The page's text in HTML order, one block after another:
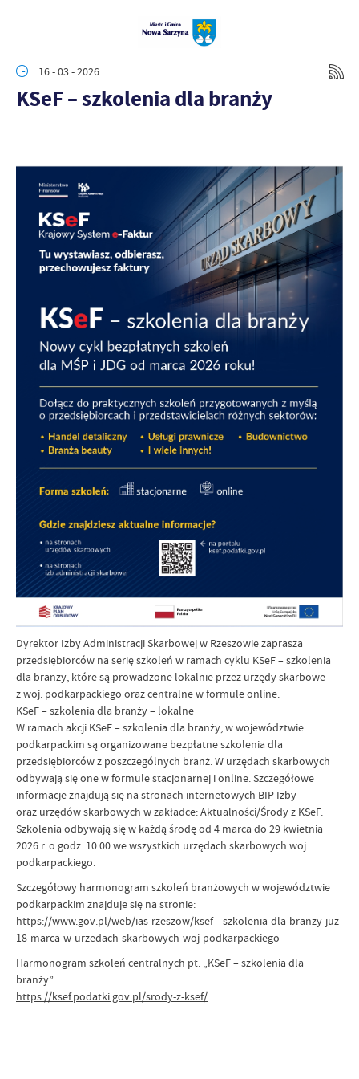
16 - 03 - 2026
KSeF – szkolenia dla branży
Dyrektor Izby Administracji Skarbowej w Rzeszowie zaprasza
przedsiębiorców na serię szkoleń w ramach cyklu KSeF – szkolenia
dla branży, które są prowadzone lokalnie przez urzędy skarbowe
z woj. podkarpackiego oraz centralne w formule online.
KSeF – szkolenia dla branży – lokalne
W ramach akcji KSeF – szkolenia dla branży, w województwie
podkarpackim są organizowane bezpłatne szkolenia dla
przedsiębiorców z poszczególnych branż. W urzędach skarbowych
odbywają się one w formule stacjonarnej i online. Szczegółowe
informacje znajdują się na stronach internetowych BIP Izby
oraz urzędów skarbowych w zakładce: Aktualności/Środy z KSeF.
Szkolenia odbywają się w każdą środę od 4 marca do 29 kwietnia
2026 r. o godz. 10:00 we wszystkich urzędach skarbowych woj.
podkarpackiego.
Szczegółowy harmonogram szkoleń branżowych w województwie
podkarpackim znajduje się na stronie:
https://www.gov.pl/web/ias-rzeszow/ksef---szkolenia-dla-branzy-juz-
18-marca-w-urzedach-skarbowych-woj-podkarpackiego
Harmonogram szkoleń centralnych pt. „KSeF – szkolenia dla
branży”:
https://ksef.podatki.gov.pl/srody-z-ksef/